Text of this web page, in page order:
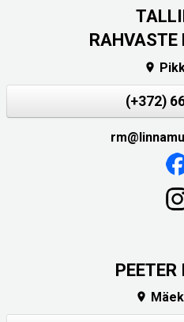
RAHVASTE

(+372)
